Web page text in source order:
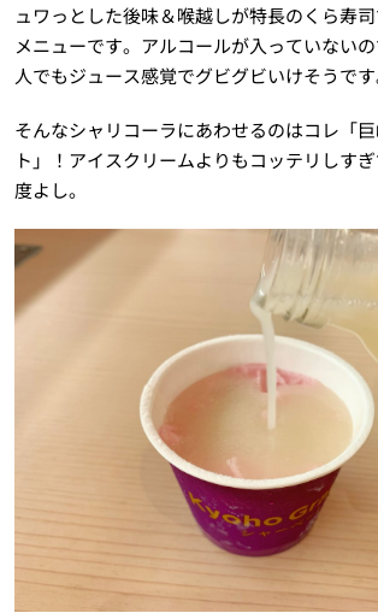
ュワっとした後味＆喉越しが特長のくら寿
メニューです。アルコールが入っていない
人でもジュース感覚でグビグビいけそうです
そんなシャリコーラにあわせるのはコレ「
ト」！アイスクリームよりもコッテリしす
度よし。